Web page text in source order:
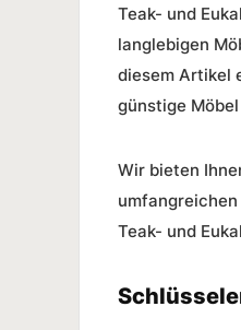
Teak- und
langlebigen
diesem Artikel
günstige
Wir bieten
Teak- und